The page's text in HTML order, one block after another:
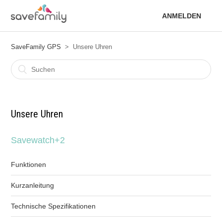
ANMELDEN
SaveFamily GPS Unsere Uhren
Unsere Uhren
Savewatch+2
Funktionen
Kurzanleitung
Technische Spezifikationen